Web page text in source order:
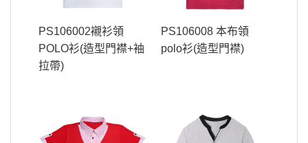
PS106002襯衫領
POLO衫(造型門襟+袖
拉帶)
PS106008 本布領
polo衫(造型門襟)